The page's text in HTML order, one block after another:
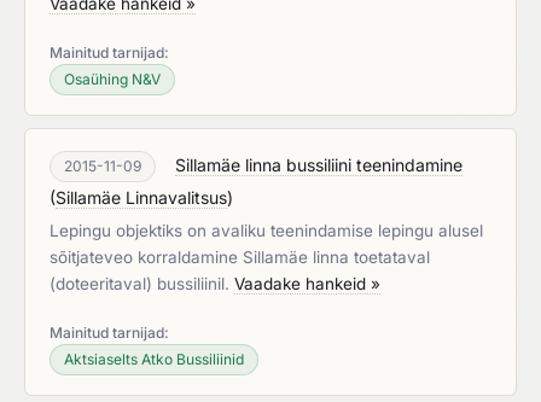
Mainitud tarnijad:
Osaühing N&V
2015-11-09
Sillamäe linna bussiliini teenindamine
(Sillamäe Linnavalitsus)
Lepingu objektiks on avaliku teenindamise lepingu alusel
sõitjateveo korraldamine Sillamäe linna toetataval
(doteeritaval) bussiliinil. Vaadake hankeid »
Mainitud tarnijad:
Aktsiaselts Atko Bussiliinid